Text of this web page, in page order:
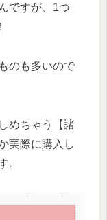
ですが、1つ
のも多いので
めちゃう【諸
実際に購入し
。